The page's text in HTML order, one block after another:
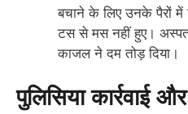
बचाने के लिए उनके पैरों में
टस से मस नहीं हुए।
काजल ने दम तोड़ दिया।
पुलिसिया कार्रवाई